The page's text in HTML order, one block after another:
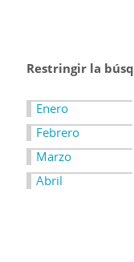
Restringir la
Enero
Febrero
Marzo
Abril